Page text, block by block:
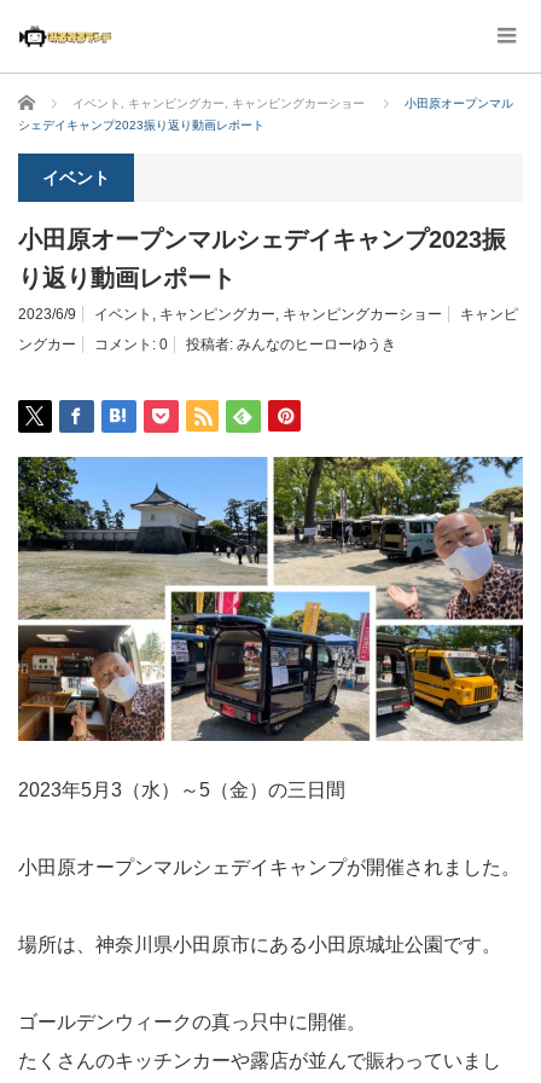
ホーム イベント キャンピングカー キャンピングカーショー
小田原オープンマル
シェデイキャンプ2023振り返り動画レポート
イベント
小田原オープンマルシェデイキャンプ2023振
り返り動画レポート
2023/6/9 イベント , キャンピングカー, キャンピングカーショー
キャンピ
ングカー
コメント: 0 投稿者: みんなのヒーローゆうき
2023年5月3（水）～5（金）の三日間
小田原オープンマルシェデイキャンプが開催されました。
場所は、神奈川県小田原市にある小田原城址公園です。
ゴールデンウィークの真っ只中に開催。
たくさんのキッチンカーや露店が並んで賑わっていまし